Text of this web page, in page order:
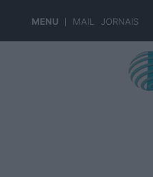
MENU MAIL JORNAIS